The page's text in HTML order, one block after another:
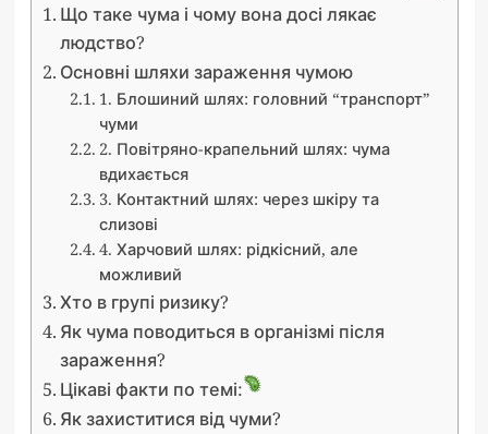
Що таке чума і чому вона досі лякає
людство?
Основні шляхи зараження чумою
1. Блошиний шлях: головний “транспорт”
чуми
2. Повітряно-крапельний шлях: чума
вдихається
3. Контактний шлях: через шкіру та
слизові
4. Харчовий шлях: рідкісний, але
можливий
Хто в групі ризику?
Як чума поводиться в організмі після
зараження?
Цікаві факти по темі:
Як захиститися від чуми?